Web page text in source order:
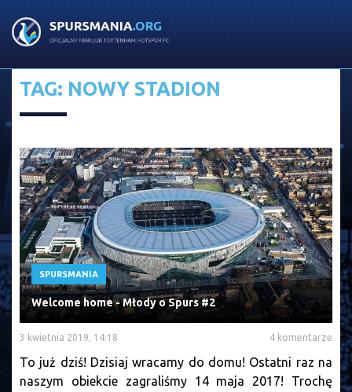
TAG: NOWY STADION
SPURSMANIA
Welcome home - Młody o Spurs #2
3 kwietnia 2019, 14:18 4 komentarze
To już dziś! Dzisiaj wracamy do domu! Ostatni raz na
naszym obiekcie zagraliśmy 14 maja 2017! Trochę